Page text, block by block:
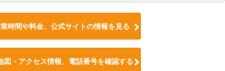
時間や料金、公式サイトの情報を見る
図・アクセス情報、電話番号を確認する